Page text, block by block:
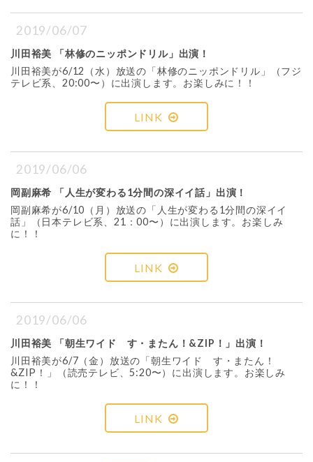
2019/06/07
川田裕美 「林修のニッポンドリル」出演！
川田裕美が6/12（水）放送の「林修のニッポンドリル」（フジ
テレビ系、20:00〜）に出演します。お楽しみに！！
LINK
2019/06/06
岡副麻希 「人生が変わる1分間の深イイ話」出演！
岡副麻希が6/10（月）放送の「人生が変わる1分間の深イイ
話」（日本テレビ系、21：00〜）に出演します。お楽しみ
に！！
LINK
2019/06/06
川田裕美 「朝生ワイド す・またん！&ZIP！」出演！
川田裕美が6/7（金）放送の「朝生ワイド す・またん！
&ZIP！」（読売テレビ、5:20〜）に出演します。お楽しみ
に！！
LINK